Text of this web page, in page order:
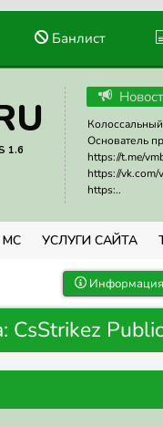
Банлист
1.6
Основатель
https://t.me/
https://vk.com/
https:..
МС УСЛУГИ САЙТА
CsStrikez